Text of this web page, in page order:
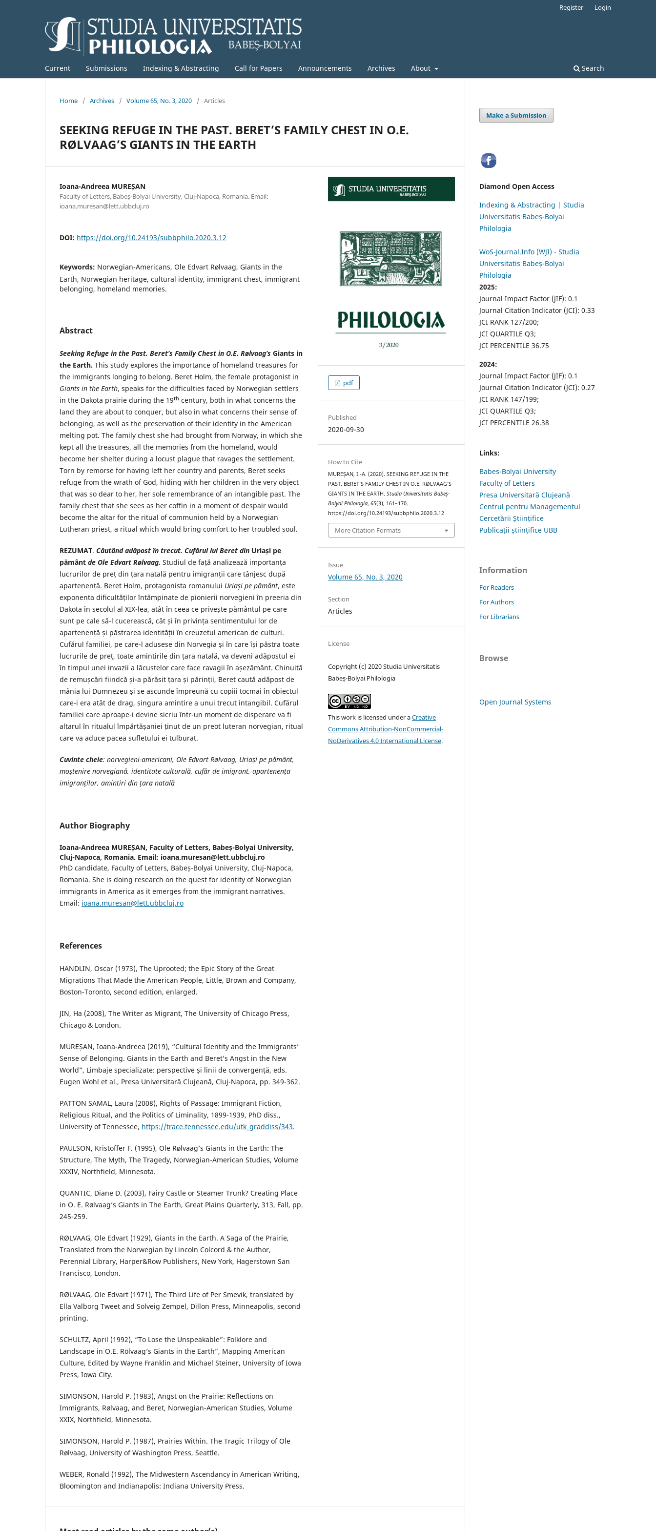
Current Submissions Indexing & Abstracting Call for Papers Announcements Archives About Search
Register Login
Home / Archives / Volume 65, No. 3, 2020 / Articles
SEEKING REFUGE IN THE PAST. BERET’S FAMILY CHEST IN O.E.
RØLVAAG’S GIANTS IN THE EARTH
Ioana-Andreea MUREȘAN
Faculty of Letters, Babeș-Bolyai University, Cluj-Napoca, Romania. Email:
ioana.muresan@lett.ubbcluj.ro
DOI: https://doi.org/10.24193/subbphilo.2020.3.12
Keywords: Norwegian-Americans, Ole Edvart Rølvaag, Giants in the
Earth, Norwegian heritage, cultural identity, immigrant chest, immigrant
belonging, homeland memories.
Abstract
Seeking Refuge in the Past. Beret’s Family Chest in O.E. Rølvaag’s Giants in
the Earth. This study explores the importance of homeland treasures for
the immigrants longing to belong. Beret Holm, the female protagonist in
Giants in the Earth, speaks for the difficulties faced by Norwegian settlers
in the Dakota prairie during the 19th century, both in what concerns the
land they are about to conquer, but also in what concerns their sense of
belonging, as well as the preservation of their identity in the American
melting pot. The family chest she had brought from Norway, in which she
kept all the treasures, all the memories from the homeland, would
become her shelter during a locust plague that ravages the settlement.
Torn by remorse for having left her country and parents, Beret seeks
refuge from the wrath of God, hiding with her children in the very object
that was so dear to her, her sole remembrance of an intangible past. The
family chest that she sees as her coffin in a moment of despair would
become the altar for the ritual of communion held by a Norwegian
Lutheran priest, a ritual which would bring comfort to her troubled soul.
REZUMAT. Căutând adăpost în trecut. Cufărul lui Beret din Uriași pe
pământ de Ole Edvart Rølvaag. Studiul de față analizează importanța
lucrurilor de preț din țara natală pentru imigranții care tânjesc după
apartenență. Beret Holm, protagonista romanului Uriași pe pământ, este
exponenta dificultăților întâmpinate de pionierii norvegieni în preeria din
Dakota în secolul al XIX-lea, atât în ceea ce privește pământul pe care
sunt pe cale să-l cucerească, cât și în privința sentimentului lor de
apartenență și păstrarea identității în creuzetul american de culturi.
Cufărul familiei, pe care-l adusese din Norvegia și în care își păstra toate
lucrurile de preț, toate amintirile din țara natală, va deveni adăpostul ei
în timpul unei invazii a lăcustelor care face ravagii în așezământ. Chinuită
de remușcări fiindcă și-a părăsit țara și părinții, Beret caută adăpost de
mânia lui Dumnezeu și se ascunde împreună cu copiii tocmai în obiectul
care-i era atât de drag, singura amintire a unui trecut intangibil. Cufărul
familiei care aproape-i devine sicriu într-un moment de disperare va fi
altarul în ritualul împărtășaniei ținut de un preot luteran norvegian, ritual
care va aduce pacea sufletului ei tulburat.
Cuvinte cheie: norvegieni-americani, Ole Edvart Rølvaag, Uriași pe pământ,
moștenire norvegiană, identitate culturală, cufăr de imigrant, apartenența
imigranților, amintiri din țara natală
Author Biography
Ioana-Andreea MUREȘAN, Faculty of Letters, Babeș-Bolyai University,
Cluj-Napoca, Romania. Email: ioana.muresan@lett.ubbcluj.ro
PhD candidate, Faculty of Letters, Babeș-Bolyai University, Cluj-Napoca,
Romania. She is doing research on the quest for identity of Norwegian
immigrants in America as it emerges from the immigrant narratives.
Email: ioana.muresan@lett.ubbcluj.ro
References
HANDLIN, Oscar (1973), The Uprooted; the Epic Story of the Great
Migrations That Made the American People, Little, Brown and Company,
Boston-Toronto, second edition, enlarged.
JIN, Ha (2008), The Writer as Migrant, The University of Chicago Press,
Chicago & London.
MUREȘAN, Ioana-Andreea (2019), “Cultural Identity and the Immigrants’
Sense of Belonging. Giants in the Earth and Beret’s Angst in the New
World”, Limbaje specializate: perspective și linii de convergență, eds.
Eugen Wohl et al., Presa Universitară Clujeană, Cluj-Napoca, pp. 349-362.
PATTON SAMAL, Laura (2008), Rights of Passage: Immigrant Fiction,
Religious Ritual, and the Politics of Liminality, 1899-1939, PhD diss.,
University of Tennessee, https://trace.tennessee.edu/utk_graddiss/343.
PAULSON, Kristoffer F. (1995), Ole Rølvaag’s Giants in the Earth: The
Structure, The Myth, The Tragedy, Norwegian-American Studies, Volume
XXXIV, Northfield, Minnesota.
QUANTIC, Diane D. (2003), Fairy Castle or Steamer Trunk? Creating Place
in O. E. Rølvaag’s Giants in The Earth, Great Plains Quarterly, 313, Fall, pp.
245-259.
RØLVAAG, Ole Edvart (1929), Giants in the Earth. A Saga of the Prairie,
Translated from the Norwegian by Lincoln Colcord & the Author,
Perennial Library, Harper&Row Publishers, New York, Hagerstown San
Francisco, London.
RØLVAAG, Ole Edvart (1971), The Third Life of Per Smevik, translated by
Ella Valborg Tweet and Solveig Zempel, Dillon Press, Minneapolis, second
printing.
SCHULTZ, April (1992), “To Lose the Unspeakable”: Folklore and
Landscape in O.E. Rölvaag’s Giants in the Earth”, Mapping American
Culture, Edited by Wayne Franklin and Michael Steiner, University of Iowa
Press, Iowa City.
SIMONSON, Harold P. (1983), Angst on the Prairie: Reflections on
Immigrants, Rølvaag, and Beret, Norwegian-American Studies, Volume
XXIX, Northfield, Minnesota.
SIMONSON, Harold P. (1987), Prairies Within. The Tragic Trilogy of Ole
Rølvaag, University of Washington Press, Seattle.
WEBER, Ronald (1992), The Midwestern Ascendancy in American Writing,
Bloomington and Indianapolis: Indiana University Press.
pdf
Published
2020-09-30
How to Cite
MUREȘAN, I.-A. (2020). SEEKING REFUGE IN THE
PAST. BERET’S FAMILY CHEST IN O.E. RØLVAAG’S
GIANTS IN THE EARTH.Studia Universitatis Babeș-
Bolyai Philologia,65(3), 161–170.
https://doi.org/10.24193/subbphilo.2020.3.12
More Citation Formats
Issue
Volume 65, No. 3, 2020
Section
Articles
License
Copyright (c) 2020 Studia Universitatis
Babeș-Bolyai Philologia
This work is licensed under aCreative
Commons Attribution-NonCommercial-
NoDerivatives 4.0 International License.
Make a Submission
Diamond Open Access
Indexing & Abstracting | Studia
Universitatis Babeș-Bolyai
Philologia
WoS-Journal.Info (WJI) - Studia
Universitatis Babeș-Bolyai
Philologia
2025:
Journal Impact Factor (JIF): 0.1
Journal Citation Indicator (JCI): 0.33
JCI RANK 127/200;
JCI QUARTILE Q3;
JCI PERCENTILE 36.75
2024:
Journal Impact Factor (JIF): 0.1
Journal Citation Indicator (JCI): 0.27
JCI RANK 147/199;
JCI QUARTILE Q3;
JCI PERCENTILE 26.38
Links:
Babes-Bolyai University
Faculty of Letters
Presa Universitară Clujeană
Centrul pentru Managementul
Cercetării Științifice
Publicații științifice UBB
Information
For Readers
For Authors
For Librarians
Browse
Open Journal Systems